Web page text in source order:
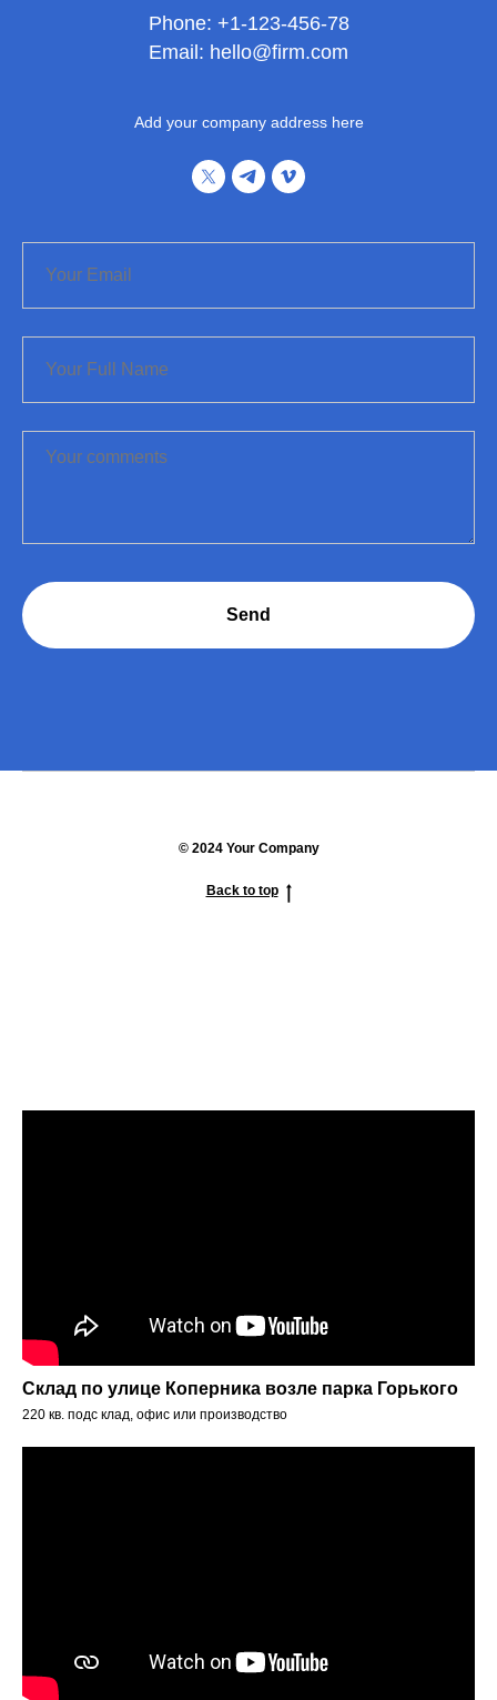
Phone: +1-123-456-78
Email: hello@firm.com
Add your company address here
Send
© 2024 Your Company
Back to top
Склад по улице Коперника возле парка Горького
220 кв. подс клад, офис или производство